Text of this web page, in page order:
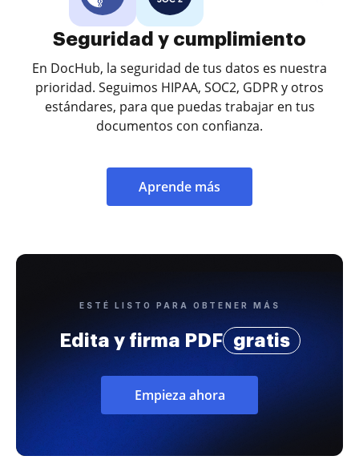
Seguridad y cumplimiento
En DocHub, la seguridad de tus datos es nuestra
prioridad. Seguimos HIPAA, SOC2, GDPR y otros
estándares, para que puedas trabajar en tus
documentos con confianza.
Aprende más
ESTÉ LISTO PARA OBTENER MÁS
Edita y firma PDF gratis
Empieza ahora